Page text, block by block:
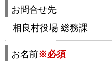
お問合せ先
相良村役場 総務課
お名前※必須